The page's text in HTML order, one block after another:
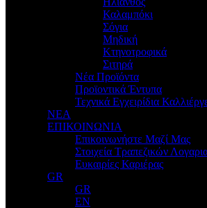
Καλαμπόκι
Σόγια
Μηδική
Κτηνοτροφικά
Σιτηρά
Νέα Προϊόντα
Προϊοντικά Έντυπα
Τεχνικά Εγχειρίδια
ΝΕΑ
ΕΠΙΚΟΙΝΩΝΙΑ
Επικοινωνήστε Μαζί Μας
Στοιχεία Τραπεζικών
Ευκαιρίες Καριέρας
GR
GR
EN